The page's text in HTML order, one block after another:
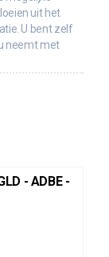
uit het
U bent zelf
neemt met
- ADBE -